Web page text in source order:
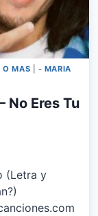
O MAS
- MARIA
No Eres Tu
(Letra y